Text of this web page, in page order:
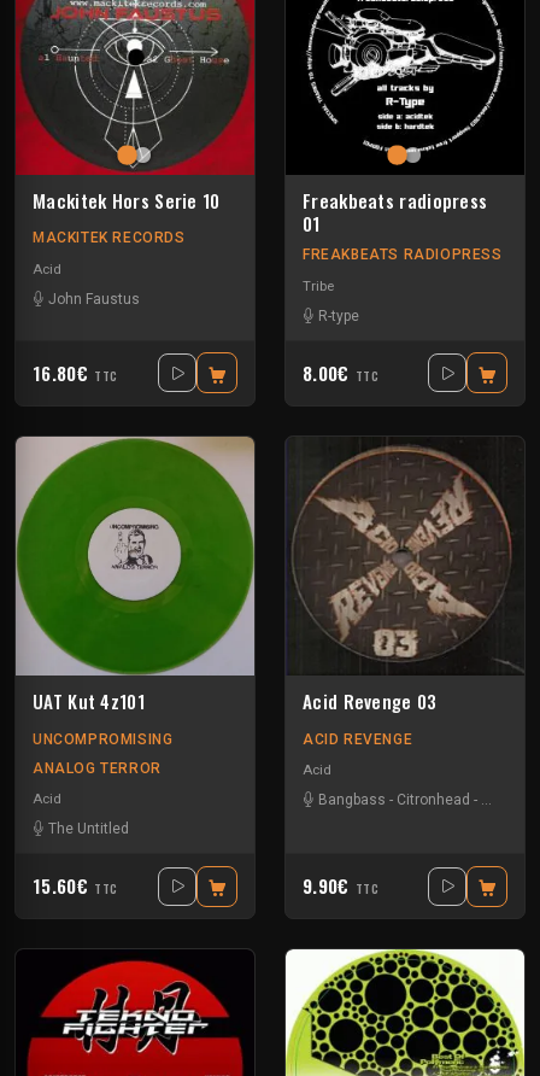
Mackitek Hors Serie 10
MACKITEK RECORDS
Acid
John Faustus
16.80€ TTC
Freakbeats radiopress
01
FREAKBEATS RADIOPRESS
Tribe
R-type
8.00€ TTC
UAT Kut 4z101
UNCOMPROMISING
ANALOG TERROR
Acid
The Untitled
15.60€ TTC
Acid Revenge 03
ACID REVENGE
Acid
Bangbass - Citronhead - Doodax
9.90€ TTC